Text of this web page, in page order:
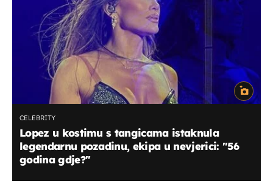
CELEBRITY
Lopez u kostimu s tangicama istaknula
legendarnu pozadinu, ekipa u nevjerici: ''56
godina gdje?''